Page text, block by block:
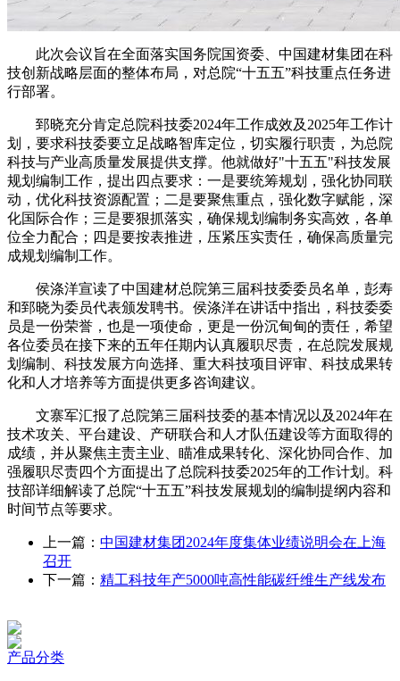
此次会议旨在全面落实国务院国资委、中国建材集团在科
技创新战略层面的整体布局，对总院“十五五”科技重点任务进
行部署。
郅晓充分肯定总院科技委2024年工作成效及2025年工作计
划，要求科技委要立足战略智库定位，切实履行职责，为总院
科技与产业高质量发展提供支撑。他就做好"十五五"科技发展
规划编制工作，提出四点要求：一是要统筹规划，强化协同联
动，优化科技资源配置；二是要聚焦重点，强化数字赋能，深
化国际合作；三是要狠抓落实，确保规划编制务实高效，各单
位全力配合；四是要按表推进，压紧压实责任，确保高质量完
成规划编制工作。
侯涤洋宣读了中国建材总院第三届科技委委员名单，彭寿
和郅晓为委员代表颁发聘书。侯涤洋在讲话中指出，科技委委
员是一份荣誉，也是一项使命，更是一份沉甸甸的责任，希望
各位委员在接下来的五年任期内认真履职尽责，在总院发展规
划编制、科技发展方向选择、重大科技项目评审、科技成果转
化和人才培养等方面提供更多咨询建议。
文寨军汇报了总院第三届科技委的基本情况以及2024年在
技术攻关、平台建设、产研联合和人才队伍建设等方面取得的
成绩，并从聚焦主责主业、瞄准成果转化、深化协同合作、加
强履职尽责四个方面提出了总院科技委2025年的工作计划。科
技部详细解读了总院“十五五”科技发展规划的编制提纲内容和
时间节点等要求。
上一篇： 中国建材集团2024年度集体业绩说明会在上海
召开
下一篇： 精工科技年产5000吨高性能碳纤维生产线发布
产品分类